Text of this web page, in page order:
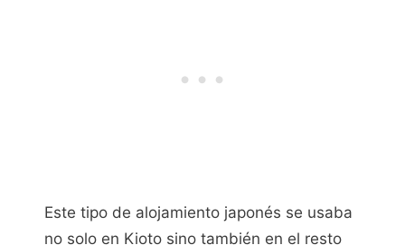
Este tipo de alojamiento japonés se usaba
no solo en Kioto sino también en el resto